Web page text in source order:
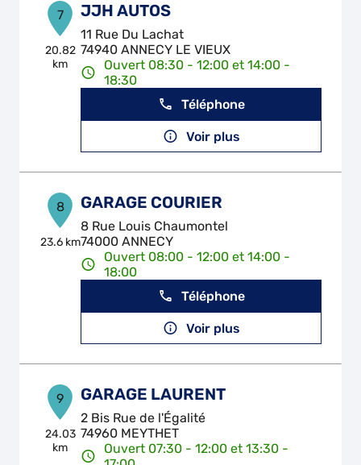
7
20.82
km
JJH AUTOS
11 Rue Du Lachat
74940 ANNECY LE VIEUX
Ouvert 08:30 - 12:00 et 14:00 -
18:30
Téléphone
Voir plus
8
23.6 km
GARAGE COURIER
8 Rue Louis Chaumontel
74000 ANNECY
Ouvert 08:00 - 12:00 et 14:00 -
18:00
Téléphone
Voir plus
9
24.03
km
GARAGE LAURENT
2 Bis Rue de l'Égalité
74960 MEYTHET
Ouvert 07:30 - 12:00 et 13:30 -